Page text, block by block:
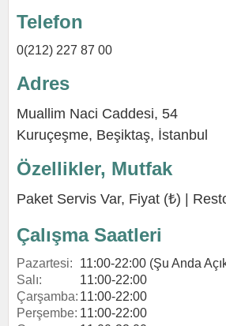
Telefon
0(212) 227 87 00
Adres
Muallim Naci Caddesi, 54
Kuruçeşme, Beşiktaş, İstanbul
Özellikler, Mutfak
Paket Servis Var, Fiyat (₺) |
Çalışma Saatleri
Pazartesi:
11:00-22:00 (Şu Anda
Salı:
11:00-22:00
Çarşamba: 11:00-22:00
Perşembe: 11:00-22:00